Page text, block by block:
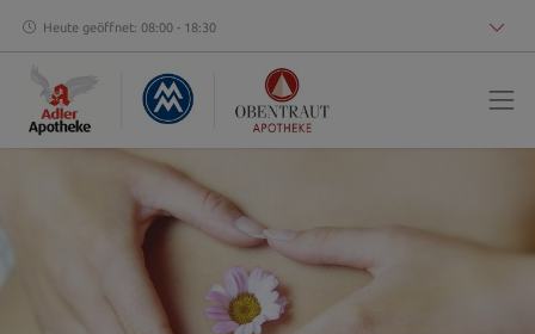
Heute geöffnet: 08:00 - 18:30